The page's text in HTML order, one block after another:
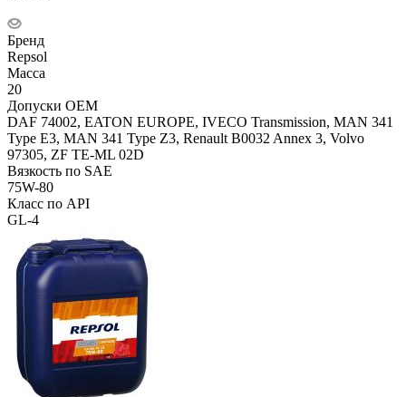
Бренд
Repsol
Масса
20
Допуски OEM
DAF 74002, EATON EUROPE, IVECO Transmission, MAN 341
Type E3, MAN 341 Type Z3, Renault B0032 Annex 3, Volvo
97305, ZF TE-ML 02D
Вязкость по SAE
75W-80
Класс по API
GL-4